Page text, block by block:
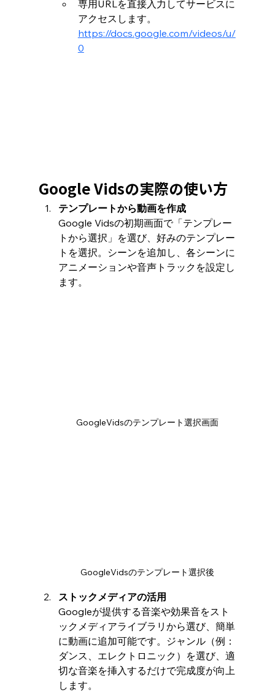
専用URLを直接入力してサービスに
アクセスします。
https://docs.google.com/videos/u/
0
Google Vidsの実際の使い方
テンプレートから動画を作成
Google Vidsの初期画面で「テンプレー
トから選択」を選び、好みのテンプレー
トを選択。シーンを追加し、各シーンに
アニメーションや音声トラックを設定し
ます。
GoogleVidsのテンプレート選択画面
GoogleVidsのテンプレート選択後
ストックメディアの活用
Googleが提供する音楽や効果音をスト
ックメディアライブラリから選び、簡単
に動画に追加可能です。ジャンル（例：
ダンス、エレクトロニック）を選び、適
切な音楽を挿入するだけで完成度が向上
します。